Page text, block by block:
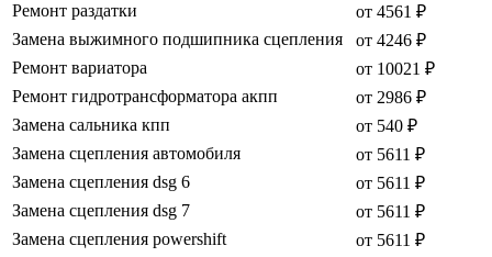
Ремонт раздатки
от 4561 ₽
Замена выжимного подшипника сцепления
от 4246 ₽
Ремонт вариатора
от 10021 ₽
Ремонт гидротрансформатора акпп
от 2986 ₽
Замена сальника кпп
от 540 ₽
Замена сцепления автомобиля
от 5611 ₽
Замена сцепления dsg 6
от 5611 ₽
Замена сцепления dsg 7
от 5611 ₽
Замена сцепления powershift
от 5611 ₽